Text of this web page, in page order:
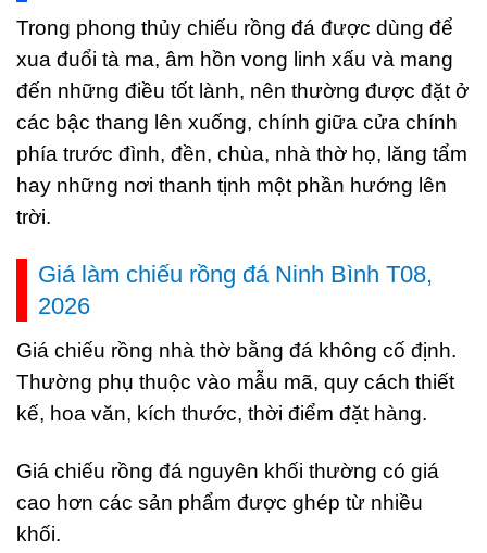
Trong phong thủy chiếu rồng đá được dùng để
xua đuổi tà ma, âm hồn vong linh xấu và mang
đến những điều tốt lành, nên thường được đặt ở
các bậc thang lên xuống, chính giữa cửa chính
phía trước đình, đền, chùa, nhà thờ họ, lăng tẩm
hay những nơi thanh tịnh một phần hướng lên
trời.
Giá làm chiếu rồng đá Ninh Bình T08,
2026
Giá chiếu rồng nhà thờ bằng đá không cố định.
Thường phụ thuộc vào mẫu mã, quy cách thiết
kế, hoa văn, kích thước, thời điểm đặt hàng.
Giá chiếu rồng đá nguyên khối thường có giá
cao hơn các sản phẩm được ghép từ nhiều
khối.